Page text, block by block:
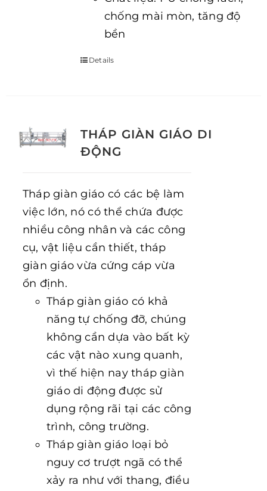
chống mài mòn, tăng độ
bền
Details
THÁP GIÀN GIÁO DI
ĐỘNG
Tháp giàn giáo có các bệ làm
việc lớn, nó có thể chứa được
nhiều công nhân và các công
cụ, vật liệu cần thiết, tháp
giàn giáo vừa cứng cáp vừa
ổn định.
Tháp giàn giáo có khả
năng tự chống đỡ, chúng
không cần dựa vào bất kỳ
các vật nào xung quanh,
vì thế hiện nay tháp giàn
giáo di động được sử
dụng rộng rãi tại các công
trình, công trường.
Tháp giàn giáo loại bỏ
nguy cơ trượt ngã có thể
xảy ra như với thang, điều